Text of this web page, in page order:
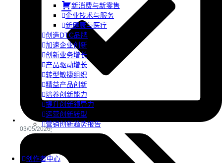
新消费与新零售
企业技术与服务
新健康与医疗
创造DTC品牌
加速企业创新
创新业务增长
产品驱动增长
转型敏捷组织
精益产品创新
培养创新能力
提升创新领导力
运营创新转型
营销创新趋势报告
创作者中心
03/05/2026